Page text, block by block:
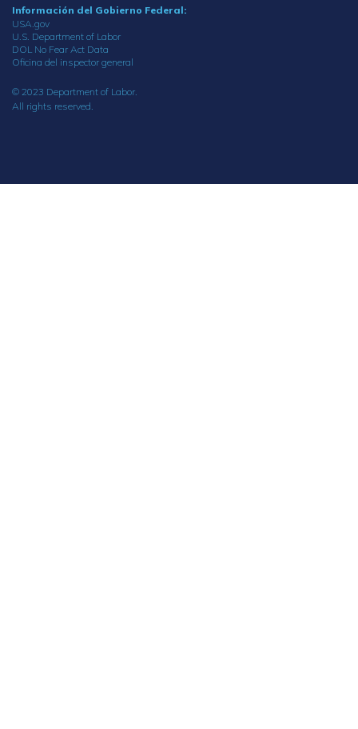
Información del Gobierno Federal:
USA.gov
U.S. Department of Labor
DOL No Fear Act Data
Oficina del inspector general
© 2023 Department of Labor.
All rights reserved.